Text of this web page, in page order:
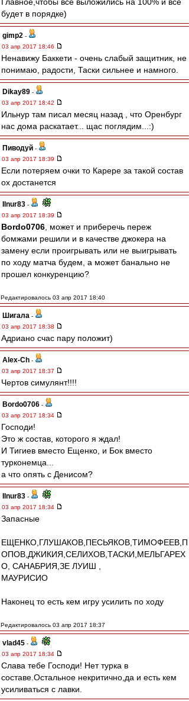
будет в порядке)
gimp2 -
03 апр 2017 18:46
Ненавижу Баккети - очень слабый защитник, не
понимаю, радости, Таски сильнее и намного.
Dikay89 -
03 апр 2017 18:42
Ильнур там писал месяц назад , что Оренбург
нас дома раскатает... щас поглядим...:)
Пиводуй -
03 апр 2017 18:39
Если потеряем очки то Карере за такой состав
ох достанется
Ilnur83 -
03 апр 2017 18:39
Bordo0706 , может и приберечь переж
бомжами решили и в качестве джокера на
замену если проигрывать или не выигрывать
по ходу матча будем, а может банально не
прошел конкуренцию?
Редактировалось 03 апр 2017 18:40
Шигала -
03 апр 2017 18:38
Адриано счас пару положит)
Alex-Ch -
03 апр 2017 18:37
Чертов симулянт!!!!
Bordo0706 -
03 апр 2017 18:34
Господи!
Это ж состав, которого я ждал!
И Тигиев вместо Ещенко, и Бок вместо
турконемца...
а что опять с Денисом?
Ilnur83 -
03 апр 2017 18:34
Запасные
ЕЩЕНКО,ГЛУШАКОВ,ПЕСЬЯКОВ,ТИМОФЕЕВ,П
ОПОВ,ДЖИКИЯ,СЕЛИХОВ,ТАСКИ,МЕЛЬГАРЕХ
О, САНАБРИЯ,ЗЕ ЛУИШ ,
МАУРИСИО
Наконец то есть кем игру усилить по ходу
Редактировалось 03 апр 2017 18:37
vlad45 -
03 апр 2017 18:34
Слава тебе Господи! Нет турка в
составе.Остальное некритично,да и есть кем
усиливаться с лавки.